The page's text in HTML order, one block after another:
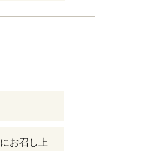
お召し上